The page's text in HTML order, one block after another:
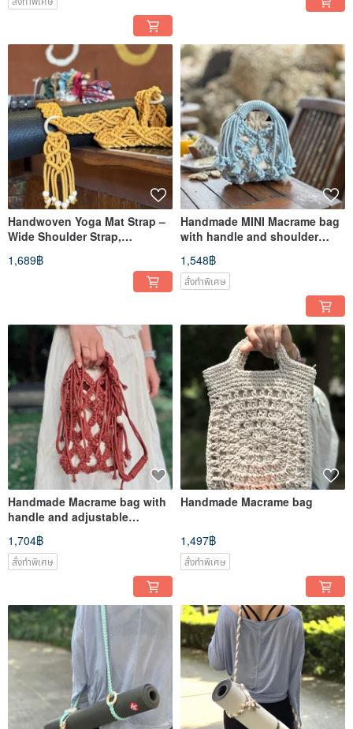
Handwoven Yoga Mat Strap –
Wide Shoulder Strap,
Comfortable & Non-Slip
1,689฿
Handmade MINI Macrame bag
with handle and shoulder
1,548฿
สั่งทำพิเศษ
Handmade Macrame bag with
handle and adjustable
shoulder strap
1,704฿
สั่งทำพิเศษ
Handmade Macrame bag
1,497฿
สั่งทำพิเศษ